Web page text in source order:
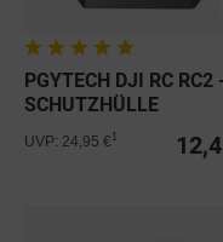
PGYTECH DJI RC RC2 -
SCHUTZHÜLLE
UVP: 24,95 € 1